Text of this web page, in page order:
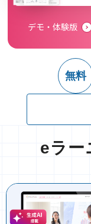
デモ・体験版
無料
eラー